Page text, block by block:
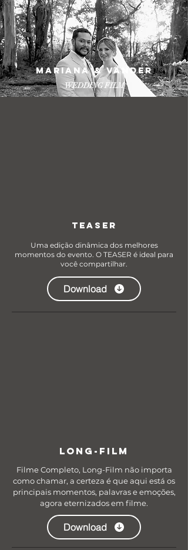
MARIANA & VANDER
WEDDING FILM
TEASER
Uma edição dinâmica dos melhores
momentos do evento. O TEASER é ideal para
você compartilhar.
Download
LONG-FILM
Filme Completo, Long-Film não importa
como chamar, a certeza é que aqui está os
principais momentos, palavras e emoções,
agora eternizados em filme.
Download